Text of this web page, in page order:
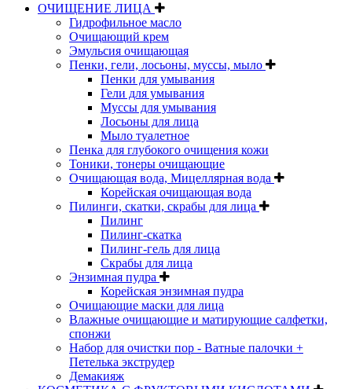
ОЧИЩЕНИЕ ЛИЦА
Гидрофильное масло
Очищающий крем
Эмульсия очищающая
Пенки, гели, лосьоны, муссы, мыло
Пенки для умывания
Гели для умывания
Муссы для умывания
Лосьоны для лица
Мыло туалетное
Пенка для глубокого очищения кожи
Тоники, тонеры очищающие
Очищающая вода, Мицеллярная вода
Корейская очищающая вода
Пилинги, скатки, скрабы для лица
Пилинг
Пилинг-скатка
Пилинг-гель для лица
Скрабы для лица
Энзимная пудра
Корейская энзимная пудра
Очищающие маски для лица
Влажные очищающие и матирующие салфетки,
спонжи
Набор для очистки пор - Ватные палочки +
Петелька экструдер
Демакияж